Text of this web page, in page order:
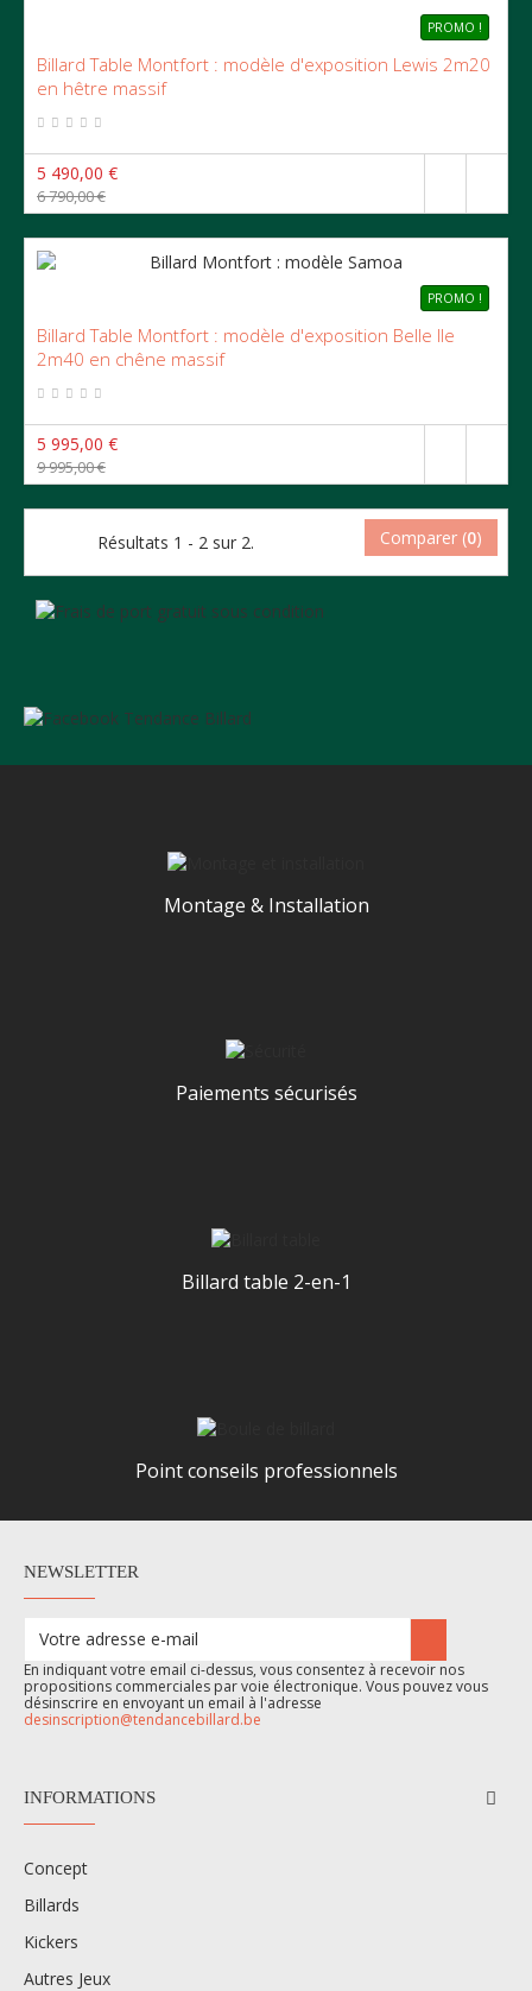
PROMO !
Billard Table Montfort : modèle d'exposition Lewis 2m20
en hêtre massif
5 490,00 €
6 790,00 €
PROMO !
Billard Table Montfort : modèle d'exposition Belle Ile
2m40 en chêne massif
5 995,00 €
9 995,00 €
Résultats 1 - 2 sur 2. Comparer (0)
Montage & Installation
Paiements sécurisés
Billard table 2-en-1
Point conseils professionnels
NEWSLETTER
En indiquant votre email ci-dessus, vous consentez à recevoir nos
propositions commerciales par voie électronique. Vous pouvez vous
désinscrire en envoyant un email à l'adresse
desinscription@tendancebillard.be
INFORMATIONS
Concept
Billards
Kickers
Autres Jeux